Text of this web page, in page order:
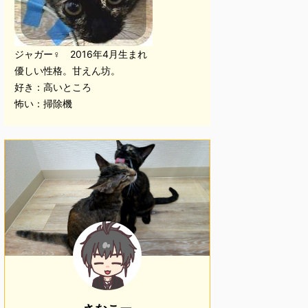
ジャガー♀ 2016年4月生まれ
優しい性格。甘えん坊。
好き：高いところ
怖い：掃除機